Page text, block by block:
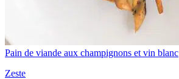
Pain de viande aux champignons et vin blanc
Zeste